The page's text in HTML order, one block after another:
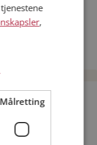
Kvinne
,
Målretting